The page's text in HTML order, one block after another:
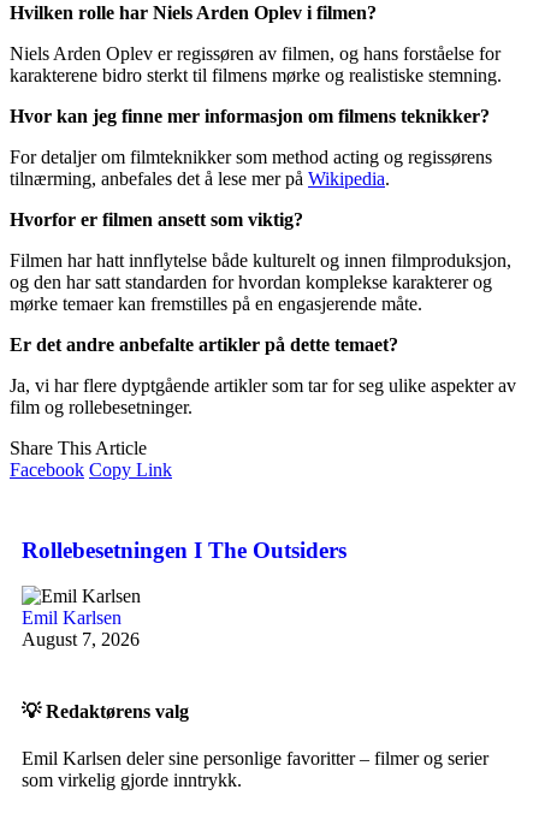
Hvilken rolle har Niels Arden Oplev i filmen?
Niels Arden Oplev er regissøren av filmen, og hans forståelse for
karakterene bidro sterkt til filmens mørke og realistiske stemning.
Hvor kan jeg finne mer informasjon om filmens teknikker?
For detaljer om filmteknikker som method acting og regissørens
tilnærming, anbefales det å lese mer på Wikipedia.
Hvorfor er filmen ansett som viktig?
Filmen har hatt innflytelse både kulturelt og innen filmproduksjon,
og den har satt standarden for hvordan komplekse karakterer og
mørke temaer kan fremstilles på en engasjerende måte.
Er det andre anbefalte artikler på dette temaet?
Ja, vi har flere dyptgående artikler som tar for seg ulike aspekter av
film og rollebesetninger.
Share This Article
Facebook Copy Link
Rollebesetningen I The Outsiders
Emil Karlsen
August 7, 2026
💡 Redaktørens valg
Emil Karlsen deler sine personlige favoritter – filmer og serier
som virkelig gjorde inntrykk.